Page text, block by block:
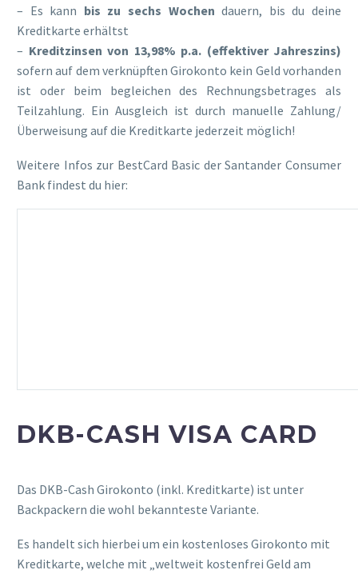
– Es kann bis zu sechs Wochen dauern, bis du deine
Kreditkarte erhältst
– Kreditzinsen von 13,98% p.a. (effektiver Jahreszins)
sofern auf dem verknüpften Girokonto kein Geld vorhanden
ist oder beim begleichen des Rechnungsbetrages als
Teilzahlung. Ein Ausgleich ist durch manuelle Zahlung/
Überweisung auf die Kreditkarte jederzeit möglich!
Weitere Infos zur BestCard Basic der Santander Consumer
Bank findest du hier:
DKB-CASH VISA CARD
Das DKB-Cash Girokonto (inkl. Kreditkarte) ist unter
Backpackern die wohl bekannteste Variante.
Es handelt sich hierbei um ein kostenloses Girokonto mit
Kreditkarte, welche mit „weltweit kostenfrei Geld am